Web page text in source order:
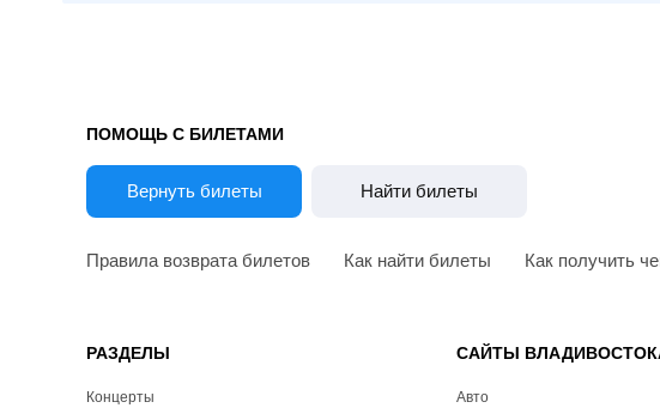
ПОМОЩЬ С БИЛЕТАМИ
Вернуть билеты Найти билеты
Правила возврата билетов Как найти билеты Как получить
РАЗДЕЛЫ
Концерты
САЙТЫ
Авто